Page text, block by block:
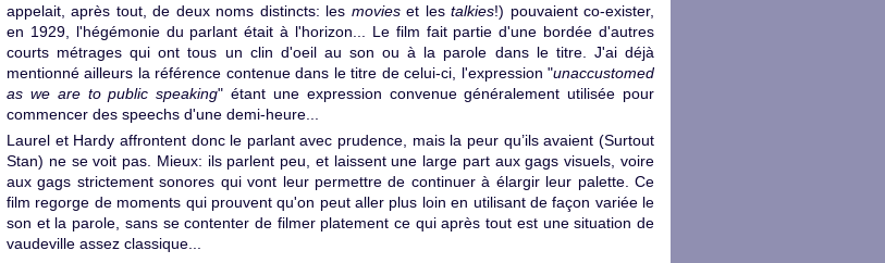
appelait, après tout, de deux noms distincts: les movieset lestalkies!) pouvaient co-exister,
en 1929, l'hégémonie du parlant était à l'horizon... Le film fait partie d'une bordée d'autres
courts métrages qui ont tous un clin d'oeil au son ou à la parole dans le titre. J'ai déjà
mentionné ailleurs la référence contenue dans le titre de celui-ci, l'expression "unaccustomed
as we are to public speaking" étant une expression convenue généralement utilisée pour
commencer des speechs d'une demi-heure...
Laurel et Hardy affrontent donc le parlant avec prudence, mais la peur qu’ils avaient (Surtout
Stan) ne se voit pas. Mieux: ils parlent peu, et laissent une large part aux gags visuels, voire
aux gags strictement sonores qui vont leur permettre de continuer à élargir leur palette. Ce
film regorge de moments qui prouvent qu'on peut aller plus loin en utilisant de façon variée le
son et la parole, sans se contenter de filmer platement ce qui après tout est une situation de
vaudeville assez classique...